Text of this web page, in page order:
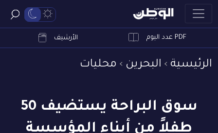
PDF عدد اليوم الأرشيف
الرئيسية البحرين محليات
سوق البراحة يستضيف 50
طفلاً من أبناء المؤسسة